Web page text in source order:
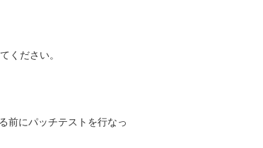
ください。
前にパッチテストを行なっ